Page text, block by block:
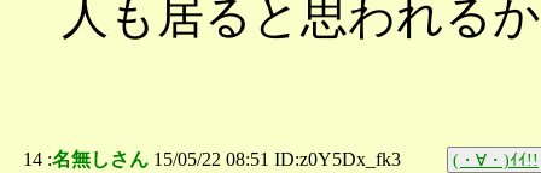
人も居ると思われる
14 :名無しさん 15/05/22 08:51 ID:z0Y5Dx_fk3 (・∀・)ｲｲ!!